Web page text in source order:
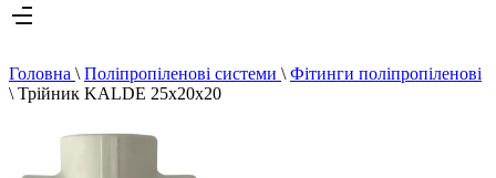
Головна \ Поліпропіленові системи \ Фітинги поліпропіленові
\ Трійник KALDE 25х20х20